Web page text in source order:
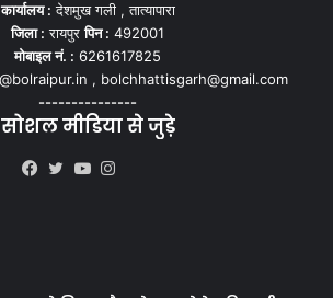
कार्यालय : देशमुख गली , तात्यापारा
जिला : रायपुरपिन : 492001
मोबाइल नं. : 6261617825
, bolchhattisgarh@gmail.com
---------------
सोशल मीडिया से जुड़े